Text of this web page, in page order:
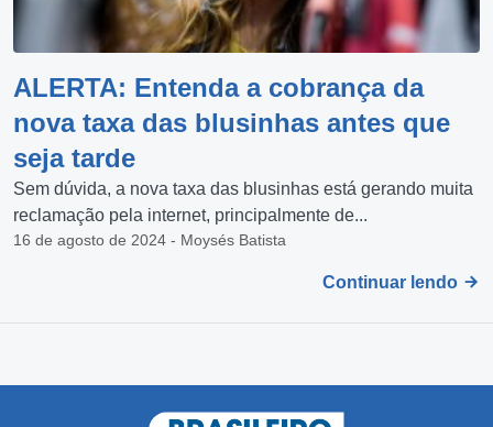
ALERTA: Entenda a cobrança da
nova taxa das blusinhas antes que
seja tarde
Sem dúvida, a nova taxa das blusinhas está gerando muita
reclamação pela internet, principalmente de...
16 de agosto de 2024 - Moysés Batista
Continuar lendo